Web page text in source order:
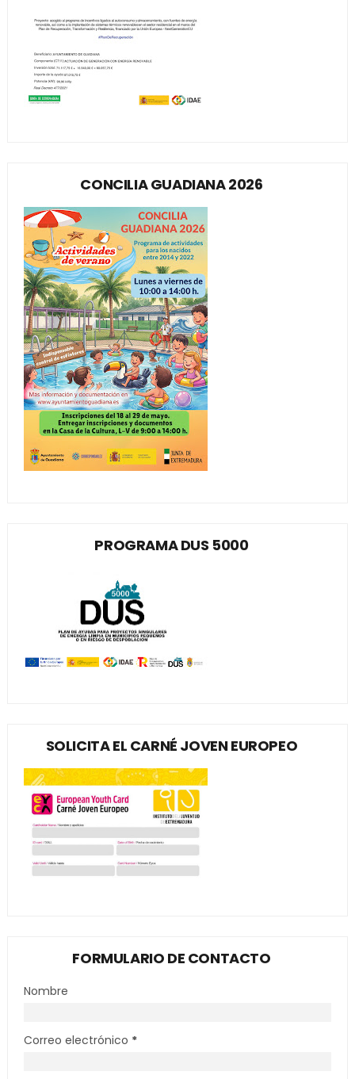
CONCILIA GUADIANA 2026
PROGRAMA DUS 5000
SOLICITA EL CARNÉ JOVEN EUROPEO
FORMULARIO DE CONTACTO
Nombre
Correo electrónico *